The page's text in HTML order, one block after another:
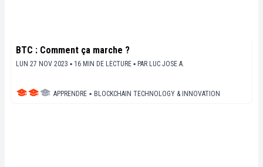
BTC : Comment ça marche ?
LUN 27 NOV 2023 ▪ 16 MIN DE LECTURE ▪ PAR LUC JOSE A.
APPRENDRE ▪ BLOCKCHAIN TECHNOLOGY & INNOVATION